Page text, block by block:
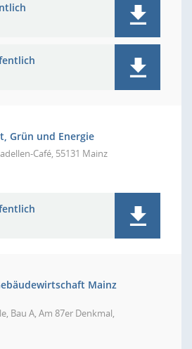
Grün und Energie
Café, 55131 Mainz
Mainz
Bau A, Am 87er Denkmal,